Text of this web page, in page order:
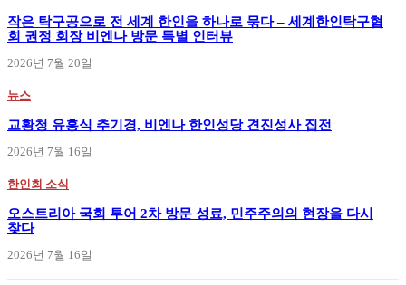
작은 탁구공으로 전 세계 한인을 하나로 묶다 – 세계한인탁구협
회 권정 회장 비엔나 방문 특별 인터뷰
2026년 7월 20일
뉴스
교황청 유흥식 추기경, 비엔나 한인성당 견진성사 집전
2026년 7월 16일
한인회 소식
오스트리아 국회 투어 2차 방문 성료, 민주주의의 현장을 다시
찾다
2026년 7월 16일